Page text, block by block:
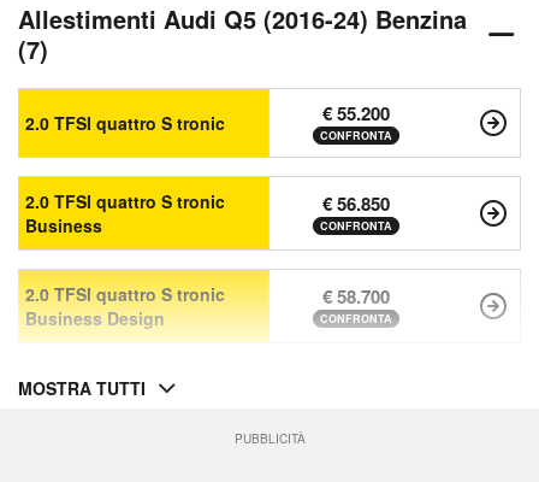
Allestimenti Audi Q5 (2016-24) Benzina
(7)
2.0 TFSI quattro S tronic € 55.200
CONFRONTA
2.0 TFSI quattro S tronic
Business
€ 56.850
CONFRONTA
2.0 TFSI quattro S tronic
Business Design
€ 58.700
CONFRONTA
MOSTRA TUTTI
PUBBLICITÀ